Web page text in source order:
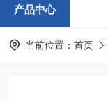
产品中心
当前位置： 首页